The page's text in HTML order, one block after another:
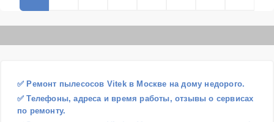
✅ Ремонт пылесосов Vitek в Москве на дому недорого.
✅ Телефоны, адреса и время работы, отзывы о сервисах
по ремонту.